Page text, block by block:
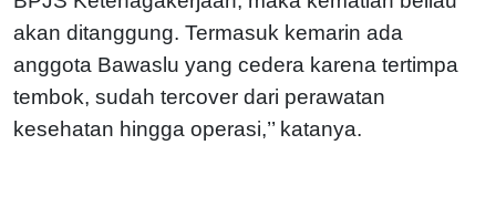
akan ditanggung. Termasuk kemarin ada
anggota Bawaslu yang cedera karena tertimpa
tembok, sudah tercover dari perawatan
kesehatan hingga operasi,’’ katanya.